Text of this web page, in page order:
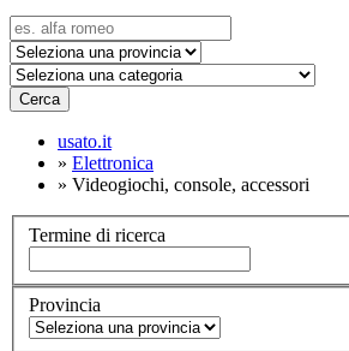
Cerca
usato.it
» Elettronica
» Videogiochi, console, accessori
Termine di ricerca
Provincia